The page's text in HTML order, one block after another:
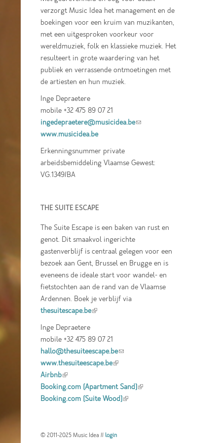
verzorgt Music Idea het management en de
boekingen voor een kruim van muzikanten,
met een uitgesproken voorkeur voor
wereldmuziek, folk en klassieke muziek. Het
resulteert in grote waardering van het
publiek en verrassende ontmoetingen met
de artiesten en hun muziek.
Inge Depraetere
mobile +32 475 89 07 21
ingedepraetere@musicidea.be(link sends e-
www.musicidea.be
Erkenningsnummer private
arbeidsbemiddeling Vlaamse Gewest:
VG.1349/BA
THE SUITE ESCAPE
The Suite Escape is een baken van rust en
genot. Dit smaakvol ingerichte
gastenverblijf is centraal gelegen voor een
bezoek aan Gent, Brussel en Brugge en is
eveneens de ideale start voor wandel- en
fietstochten aan de rand van de Vlaamse
Ardennen. Boek je verblijf via
thesuitescape.be(link is external)
Inge Depraetere
mobile +32 475 89 07 21
hallo@thesuiteescape.be(link sends e-mail)
www.thesuiteescape.be(link is external)
Airbnb(link is external)
Booking.com (Apartment Sand)(link is
Booking.com (Suite Wood)(link is external)
© 2011-2025 Music Idea //login